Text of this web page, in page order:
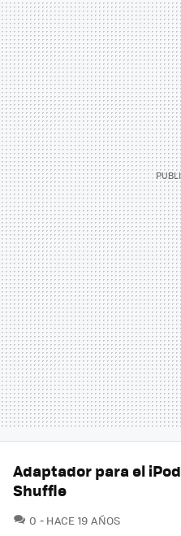
Adaptador para el iPod
Shuffle
0 COMENTARIOS
HACE 19 AÑOS